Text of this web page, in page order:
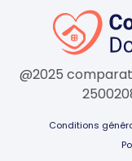
@2025
Conditions